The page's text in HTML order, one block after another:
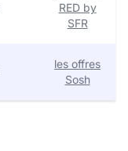
RED by
SFR
les offres
Sosh